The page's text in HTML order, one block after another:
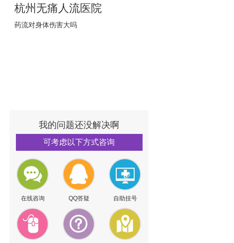
杭州无痛人流医院
药流对身体伤害大吗
我的问题还没解决啊
可考虑以下方式咨询
在线咨询 QQ答疑 自助挂号